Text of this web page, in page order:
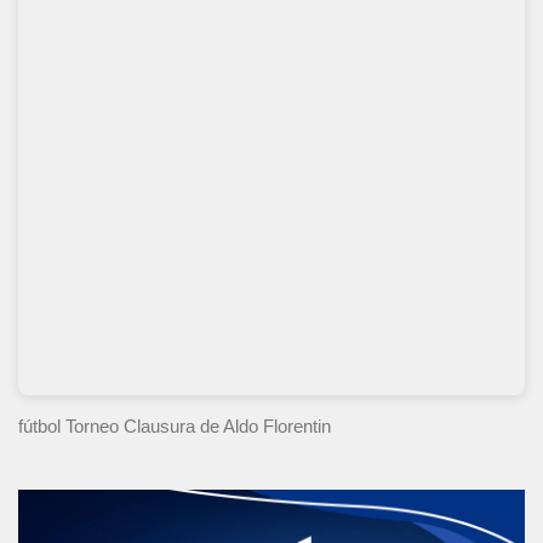
fútbol Torneo Clausura de Aldo Florentin